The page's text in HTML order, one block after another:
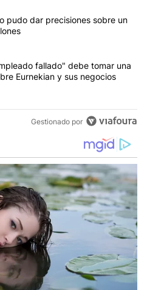
con más comentarios en los
título "El Banco Central no pudo
pudo dar precisiones sobre un
título "Aeropuertos: el
fallado" debe tomar una
Eurnekian y sus negocios
Gestionado por